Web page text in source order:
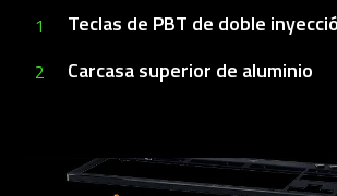
1 Teclas de PBT de doble
2 Carcasa superior de aluminio